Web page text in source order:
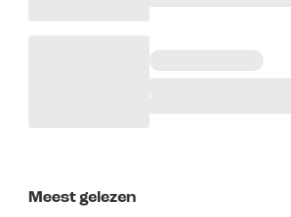
Meest gelezen